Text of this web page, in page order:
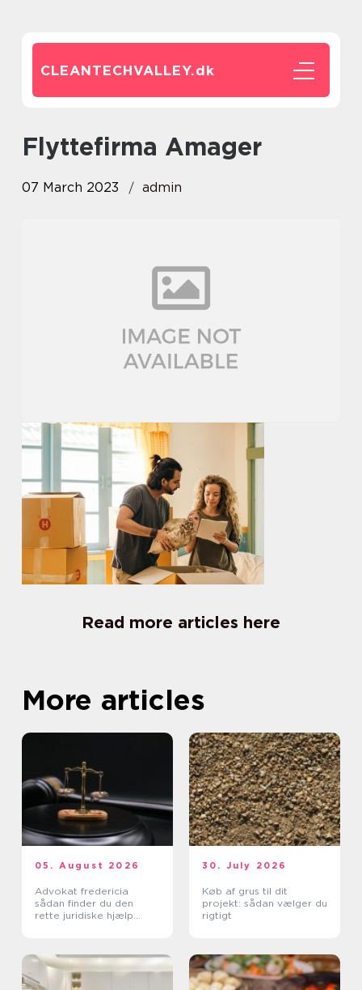
CLEANTECHVALLEY.dk
flyttefirma Amager
07 March 2023 admin
Read more articles here
More articles
05. August 2026
Advokat fredericia
sådan finder du den
rette juridiske hjælp
30. July 2026
Køb af grus til dit
projekt: sådan vælger du
rigtigt